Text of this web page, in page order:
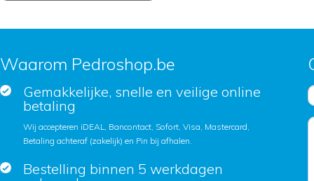
Waarom Pedroshop.be
Gemakkelijke, snelle en veilige online
betaling
Wij accepteren iDEAL, Bancontact, Sofort, Visa, Mastercard,
Betaling achteraf (zakelijk) en Pin bij afhalen.
Bestelling binnen 5 werkdagen